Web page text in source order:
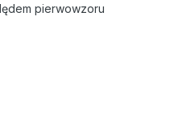
pierwowzoru